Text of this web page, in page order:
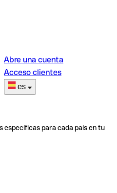
Abre una cuenta
Acceso clientes
es
específicas para cada país en tu